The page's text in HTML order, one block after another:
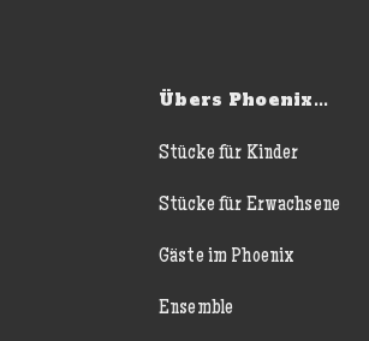
Übers Phoenix...
Stücke für Kinder
Stücke für Erwachsene
Gäste im Phoenix
Ensemble